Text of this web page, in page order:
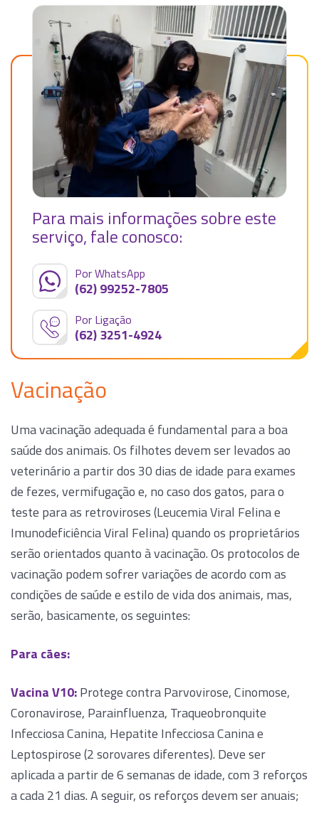
Para mais informações sobre este
serviço, fale conosco:
Por WhatsApp
(62) 99252-7805
Por Ligação
(62) 3251-4924
Vacinação
Uma vacinação adequada é fundamental para a boa
saúde dos animais. Os filhotes devem ser levados ao
veterinário a partir dos 30 dias de idade para exames
de fezes, vermifugação e, no caso dos gatos, para o
teste para as retroviroses (Leucemia Viral Felina e
Imunodeficiência Viral Felina) quando os proprietários
serão orientados quanto à vacinação. Os protocolos de
vacinação podem sofrer variações de acordo com as
condições de saúde e estilo de vida dos animais, mas,
serão, basicamente, os seguintes:
Para cães:
Vacina V10:Protege contra Parvovirose, Cinomose,
Coronavirose, Parainfluenza, Traqueobronquite
Infecciosa Canina, Hepatite Infecciosa Canina e
Leptospirose (2 sorovares diferentes). Deve ser
aplicada a partir de 6 semanas de idade, com 3 reforços
a cada 21 dias. A seguir, os reforços devem ser anuais;